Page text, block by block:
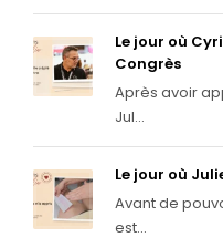
Le jour où
Congrès
Après avoir
Jul...
Le jour où
Avant de
est...